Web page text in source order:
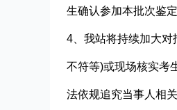
生确认参加本批次鉴
4、我站将持续加大对
不符等)或现场核实考
法依规追究当事人相